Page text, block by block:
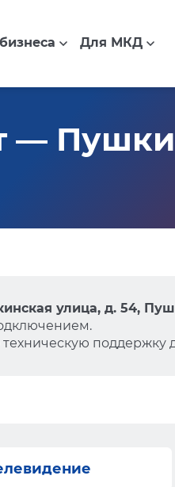
Для МКД
—
улица, д. 54,
поддержку